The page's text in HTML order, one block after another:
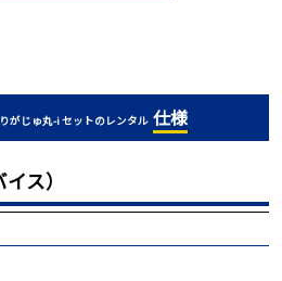
がじゅ丸-i セットのレンタル 仕様
ス）